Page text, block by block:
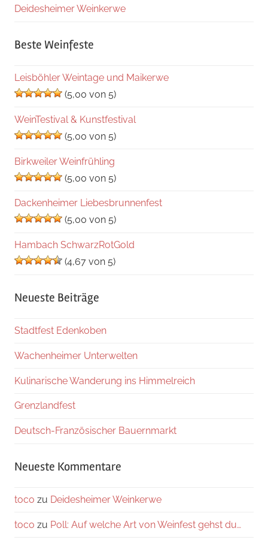
Deidesheimer Weinkerwe
Beste Weinfeste
Leisböhler Weintage und Maikerwe
(5,00 von 5)
WeinTestival & Kunstfestival
(5,00 von 5)
Birkweiler Weinfrühling
(5,00 von 5)
Dackenheimer Liebesbrunnenfest
(5,00 von 5)
Hambach SchwarzRotGold
(4,67 von 5)
Neueste Beiträge
Stadtfest Edenkoben
Wachenheimer Unterwelten
Kulinarische Wanderung ins Himmelreich
Grenzlandfest
Deutsch-Französischer Bauernmarkt
Neueste Kommentare
toco zu Deidesheimer Weinkerwe
toco zu Poll: Auf welche Art von Weinfest gehst du…